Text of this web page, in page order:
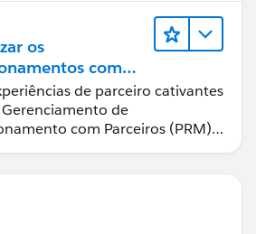
os
com
usando o Sales
PRM
de parceiro cativantes
de
com Parceiros (PRM)